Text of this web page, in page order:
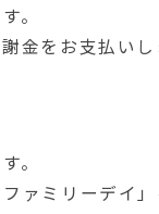
。
金をお支払い
。
ァミリーデイ